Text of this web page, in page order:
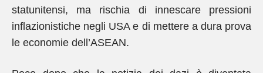
statunitensi, ma rischia di innescare pressioni
inflazionistiche negli USA e di mettere a dura prova
le economie dell’ASEAN.